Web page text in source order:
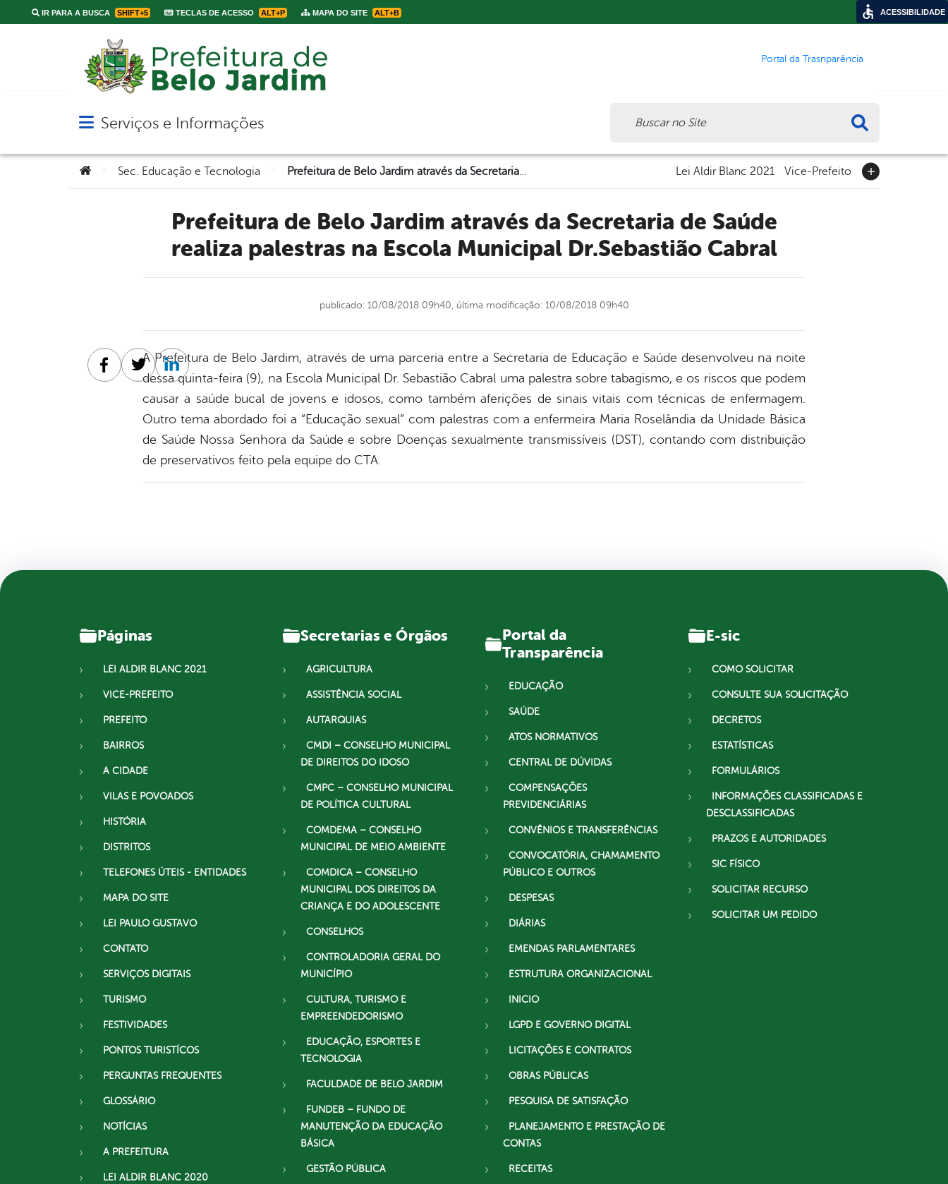
IR PARA A BUSCA SHIFT+5 TECLAS DE ACESSO ALT+P MAPA DO SITE ALT+B
Portal da Trasnparência
Abrir menu principal de navegação
Serviços e Informações
Você está aqui:Sec. Educação e Tecnologia Lei Aldir Blanc 2021 Vice-Prefeito
Prefeitura de Belo Jardim através da Secretaria de Saúde
realiza palestras na Escola Municipal Dr.Sebastião Cabral
publicado: 10/08/2018 09h40, última modificação: 10/08/2018 09h40
A Prefeitura de Belo Jardim, através de uma parceria entre a Secretaria de Educação e Saúde desenvolveu na noite
dessa quinta-feira (9), na Escola Municipal Dr. Sebastião Cabral uma palestra sobre tabagismo, e os riscos que podem
causar a saúde bucal de jovens e idosos, como também aferições de sinais vitais com técnicas de enfermagem.
Outro tema abordado foi a “Educação sexual” com palestras com a enfermeira Maria Roselândia da Unidade Básica
de Saúde Nossa Senhora da Saúde e sobre Doenças sexualmente transmissíveis (DST), contando com distribuição
de preservativos feito pela equipe do CTA.
Facebook
TwitterLinkedin
Páginas
LEI ALDIR BLANC 2021
VICE-PREFEITO
PREFEITO
BAIRROS
A CIDADE
VILAS E POVOADOS
HISTÓRIA
DISTRITOS
TELEFONES ÚTEIS - ENTIDADES
MAPA DO SITE
LEI PAULO GUSTAVO
CONTATO
SERVIÇOS DIGITAIS
TURISMO
FESTIVIDADES
PONTOS TURISTÍCOS
PERGUNTAS FREQUENTES
GLOSSÁRIO
NOTÍCIAS
A PREFEITURA
LEI ALDIR BLANC 2020
Secretarias e Órgãos
AGRICULTURA
ASSISTÊNCIA SOCIAL
AUTARQUIAS
CMDI – CONSELHO MUNICIPAL
DE DIREITOS DO IDOSO
CMPC – CONSELHO MUNICIPAL
DE POLÍTICA CULTURAL
COMDEMA – CONSELHO
MUNICIPAL DE MEIO AMBIENTE
COMDICA – CONSELHO
MUNICIPAL DOS DIREITOS DA
CRIANÇA E DO ADOLESCENTE
CONSELHOS
CONTROLADORIA GERAL DO
MUNICÍPIO
CULTURA, TURISMO E
EMPREENDEDORISMO
EDUCAÇÃO, ESPORTES E
TECNOLOGIA
FACULDADE DE BELO JARDIM
FUNDEB – FUNDO DE
MANUTENÇÃO DA EDUCAÇÃO
BÁSICA
GESTÃO PÚBLICA
Portal da
Transparência
EDUCAÇÃO
SAÚDE
ATOS NORMATIVOS
CENTRAL DE DÚVIDAS
COMPENSAÇÕES
PREVIDENCIÁRIAS
CONVÊNIOS E TRANSFERÊNCIAS
CONVOCATÓRIA, CHAMAMENTO
PÚBLICO E OUTROS
DESPESAS
DIÁRIAS
EMENDAS PARLAMENTARES
ESTRUTURA ORGANIZACIONAL
INICIO
LGPD E GOVERNO DIGITAL
LICITAÇÕES E CONTRATOS
OBRAS PÚBLICAS
PESQUISA DE SATISFAÇÃO
PLANEJAMENTO E PRESTAÇÃO DE
CONTAS
RECEITAS
E-sic
COMO SOLICITAR
CONSULTE SUA SOLICITAÇÃO
DECRETOS
ESTATÍSTICAS
FORMULÁRIOS
INFORMAÇÕES CLASSIFICADAS E
DESCLASSIFICADAS
PRAZOS E AUTORIDADES
SIC FÍSICO
SOLICITAR RECURSO
SOLICITAR UM PEDIDO
ACESSIBILIDADE